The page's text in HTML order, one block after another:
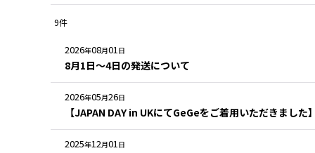
9件
2026年08月01日
8月1日〜4日の発送について
2026年05月26日
【JAPAN DAY in UKにてGeGeをご着用いただきました
2025年12月01日